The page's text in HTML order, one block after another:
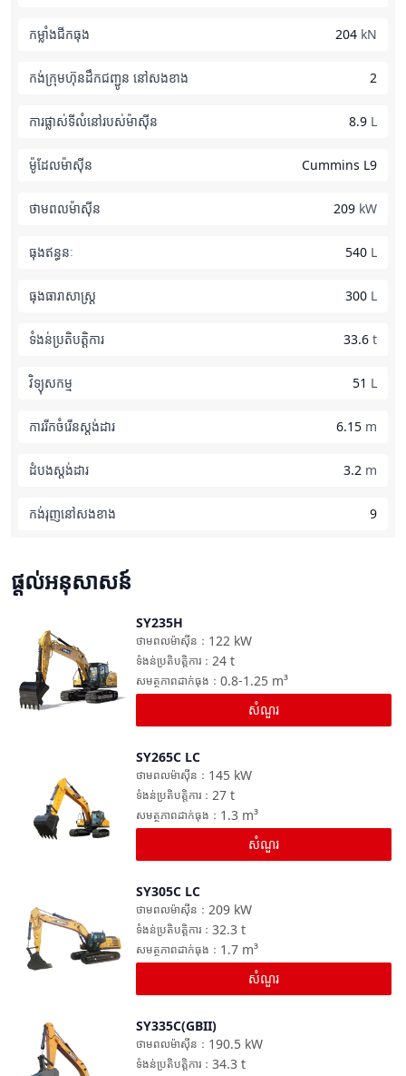
កម្លាំងជីកធុង 204 kN
កង់ក្រុមហ៊ុនដឹកជញ្ជូន នៅសងខាង 2
ការផ្លាស់ទីលំនៅរបស់ម៉ាស៊ីន 8.9 L
ម៉ូដែលម៉ាស៊ីន Cummins L9
ថាមពលម៉ាស៊ីន 209 kW
ធុងឥន្ធនៈ 540 L
ធុងធារាសាស្ត្រ 300 L
ទំងន់ប្រតិបត្តិការ 33.6 t
វិទ្យុសកម្ម 51 L
ការរីកចំរើនស្តង់ដារ 6.15 m
ដំបងស្តង់ដារ 3.2 m
កង់រុញនៅសងខាង 9
ផ្តល់អនុសាសន៍
SY235H
122 kW
ថាមពលម៉ាស៊ីន ：
24 t
ទំងន់ប្រតិបត្តិការ ：
0.8-1.25 m³
សមត្ថភាពដាក់ធុង ：
សំណួរ
SY265C LC
145 kW
ថាមពលម៉ាស៊ីន ：
27 t
ទំងន់ប្រតិបត្តិការ ：
1.3 m³
សមត្ថភាពដាក់ធុង ：
សំណួរ
SY305C LC
209 kW
ថាមពលម៉ាស៊ីន ：
32.3 t
ទំងន់ប្រតិបត្តិការ ：
1.7 m³
សមត្ថភាពដាក់ធុង ：
សំណួរ
SY335C(GBII)
190.5 kW
ថាមពលម៉ាស៊ីន ：
34.3 t
ទំងន់ប្រតិបត្តិការ ：